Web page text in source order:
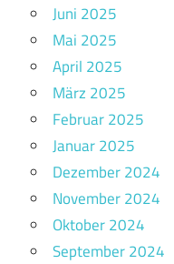
Juni 2025
Mai 2025
April 2025
März 2025
Februar 2025
Januar 2025
Dezember 2024
November 2024
Oktober 2024
September 2024